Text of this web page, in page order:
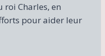
roi Charles, en
pour aider leur